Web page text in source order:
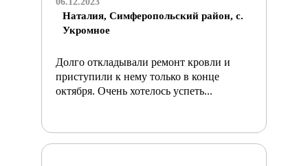
Наталия, Симферопольский район, с.
Укромное
Долго откладывали ремонт кровли и
приступили к нему только в конце
октября. Очень хотелось успеть...